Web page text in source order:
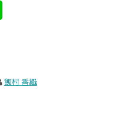
飯村 香織